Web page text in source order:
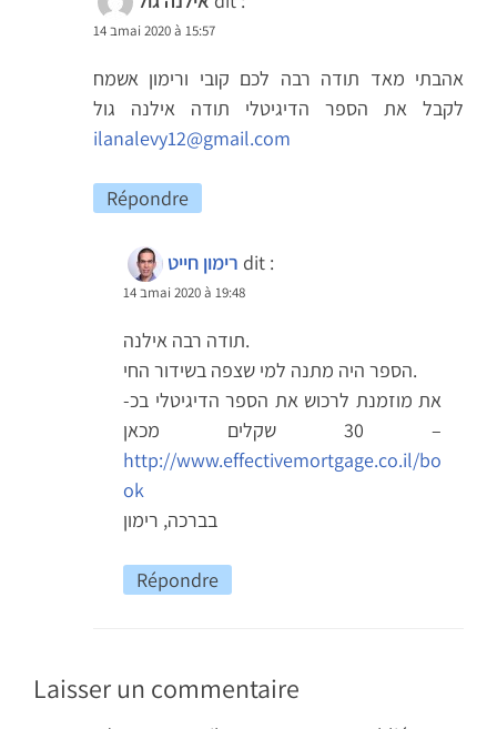
14 בmai 2020 à 15:57
אהבתי מאד תודה רבה לכם קובי ורימון אשמח
לקבל את הספר הדיגיטלי תודה אילנה גול
ilanalevy12@gmail.com
Répondre
רימון חייט dit :
14 בmai 2020 à 19:48
תודה רבה אילנה.
הספר היה מתנה למי שצפה בשידור החי.
את מוזמנת לרכוש את הספר הדיגיטלי בכ-
30 שקלים מכאן –
http://www.effectivemortgage.co.il/bo
ok
בברכה, רימון
Répondre
Laisser un commentaire